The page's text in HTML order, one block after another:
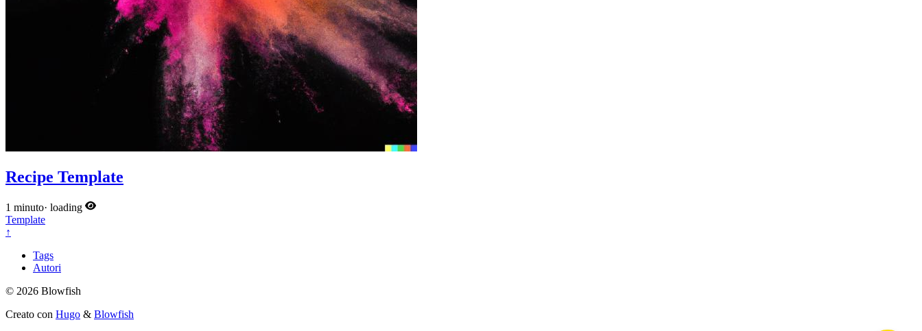
Recipe Template
1 minuto· loading
Template
↑
Tags
Autori
© 2026 Blowfish
Creato con Hugo & Blowfish